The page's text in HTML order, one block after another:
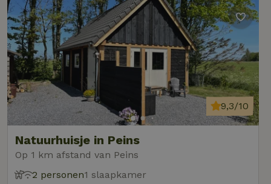
Natuurhuisje in Peins
Op 1 km afstand van Peins
9,3/10
2 personen1 slaapkamer